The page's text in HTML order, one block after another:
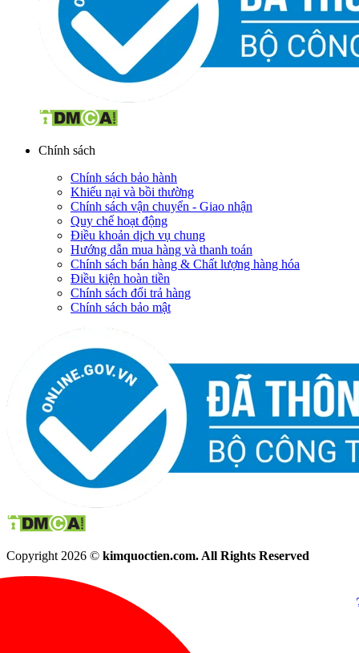
Chính sách
Chính sách bảo hành
Khiếu nại và bồi thường
Chính sách vận chuyển - Giao nhận
Quy chế hoạt động
Điều khoản dịch vụ chung
Hướng dẫn mua hàng và thanh toán
Chính sách bán hàng & Chất lượng hàng hóa
Điều kiện hoàn tiền
Chính sách đổi trả hàng
Chính sách bảo mật
Copyright 2026 © kimquoctien.com. All Rights Reserved
(8h00 - 21h30)
(8h00 -